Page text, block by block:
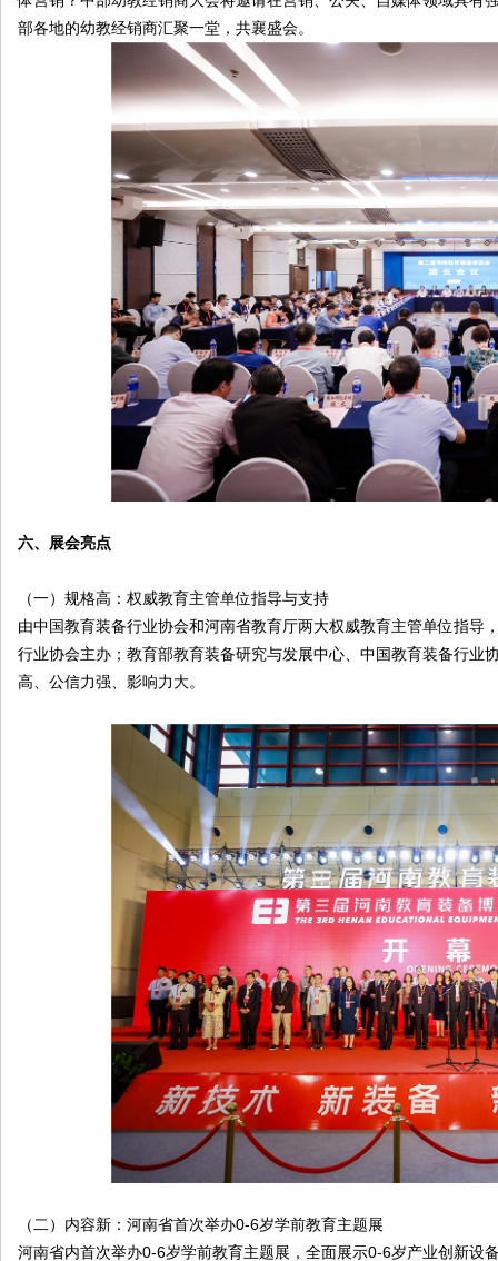
部各地的幼教经销商汇聚一堂，共襄盛会。
六、展会亮点
（一）规格高：权威教育主管单位指导与支持
由中国教育装备行业协会和河南省教育厅两大权威教育主管单位指导
行业协会主办；教育部教育装备研究与发展中心、中国教育装备行业
高、公信力强、影响力大。
（二）内容新：河南省首次举办0-6岁学前教育主题展
河南省内首次举办0-6岁学前教育主题展，全面展示0-6岁产业创新设